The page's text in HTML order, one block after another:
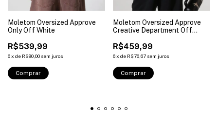
Moletom Oversized Approve
Only Off White
R$539,99
6x de R$90,00 sem juros
Comprar
Moletom Oversized Approve
Creative Department Off
R$459,99
6x de R$76,67 sem juros
Comprar